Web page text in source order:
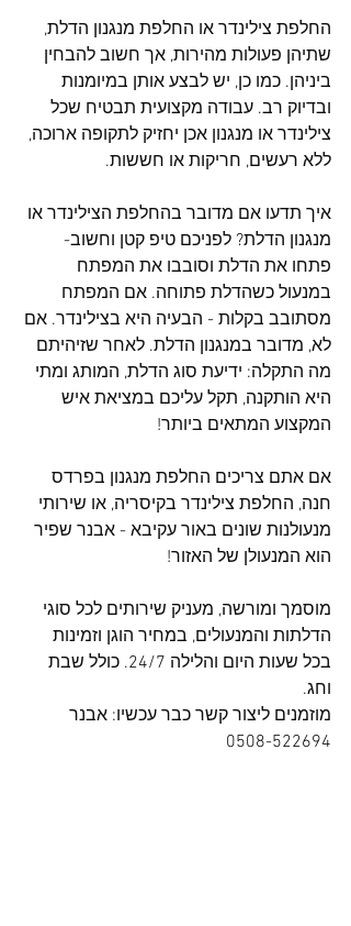
החלפת צילינדר או החלפת מנגנון הדלת,
שתיהן פעולות מהירות, אך חשוב להבחין
ביניהן. כמו כן, יש לבצע אותן במיומנות
ובדיוק רב. עבודה מקצועית תבטיח שכל
צילינדר או מנגנון אכן יחזיק לתקופה ארוכה,
ללא רעשים, חריקות או חששות.
איך תדעו אם מדובר בהחלפת הצילינדר או
מנגנון הדלת? לפניכם טיפ קטן וחשוב-
פתחו את הדלת וסובבו את המפתח
במנעול כשהדלת פתוחה. אם המפתח
מסתובב בקלות - הבעיה היא בצילינדר. אם
לא, מדובר במנגנון הדלת. לאחר שזיהיתם
מה התקלה: ידיעת סוג הדלת, המותג ומתי
היא הותקנה, תקל עליכם במציאת איש
המקצוע המתאים ביותר!
אם אתם צריכים החלפת מנגנון בפרדס
חנה, החלפת צילינדר בקיסריה, או שירותי
מנעולנות שונים באור עקיבא - אבנר שפיר
הוא המנעולן של האזור!
מוסמך ומורשה, מעניק שירותים לכל סוגי
הדלתות והמנעולים, במחיר הוגן וזמינות
בכל שעות היום והלילה 24/7. כולל שבת
וחג.
מוזמנים ליצור קשר כבר עכשיו: אבנר
0508-522694